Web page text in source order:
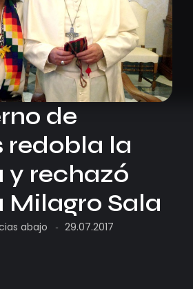
de
redobla la
y rechazó
Milagro Sala
abajo - 29.07.2017